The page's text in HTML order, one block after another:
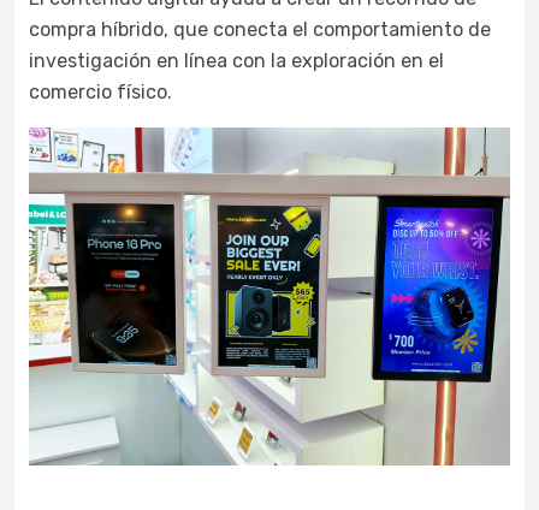
compra híbrido, que conecta el comportamiento de
investigación en línea con la exploración en el
comercio físico.